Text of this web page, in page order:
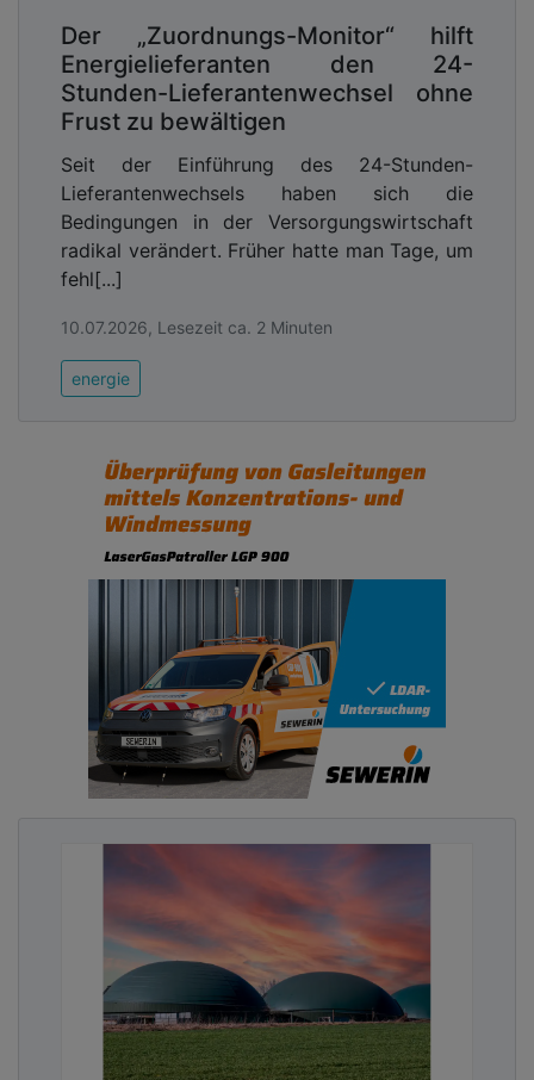
zusätzlichen personellen Aufwand für die
Mitarbeitenden der Stadt Wolfsburg.
Wirtschaftlich hat das Projekt überzeugt: Durch
und die damit einhergehende Kostenreduktion
amortisiert sich die Investition bereits nach rund
drei Jahren.
eingebauter 3-Sensor-Technik, ob ein Raum genutzt
wird und heizen nur bei Bedarf (vilisto GmbH)
„Wir wollen die Energiewende in unseren Gebäuden
aktiv vorantreiben. Das Projekt zeigt, dass sich mit
digitalen Lösungen schnell messbare Erfolge
erzielen lassen“, sagt Thomas Göhring,
Energiemanager der Stadt Wolfsburg.„Für uns ist
wirtschaftliches Handeln miteinander zu
Die Erfahrungen aus dem Projekt sollen nun auch
in weitere Gebäude einfließen. Die Stadt Wolfsburg
verfolgt damit konsequent das Ziel,
Energieverbrauch und Betriebskosten im
kommunalen Gebäudebestand nachhaltig zu
reduzieren.
Der „Zuordnungs-Monitor“ hilft
Energielieferanten den 24-
Stunden-Lieferantenwechsel ohne
Frust zu bewältigen
Seit der Einführung des 24-Stunden-
Lieferantenwechsels haben sich die
Bedingungen in der Versorgungswirtschaft
radikal verändert. Früher hatte man Tage, um
fehl[...]
10.07.2026, Lesezeit ca. 2 Minuten
energie